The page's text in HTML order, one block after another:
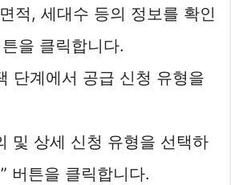
적, 세대수 등의 정보를 확인
을 클릭합니다.
단계에서 공급 신청 유형을
및 상세 신청 유형을 선택하
버튼을 클릭합니다.